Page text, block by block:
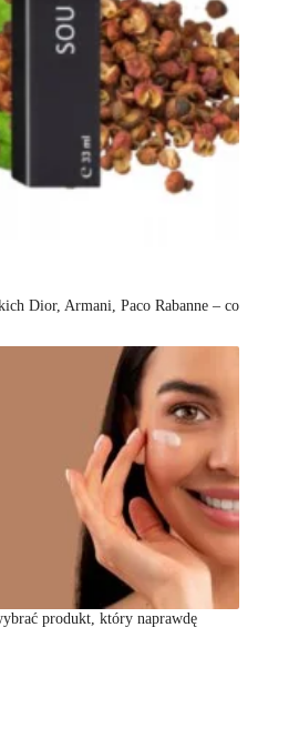
Dior, Armani, Paco Rabanne – co
produkt, który naprawdę